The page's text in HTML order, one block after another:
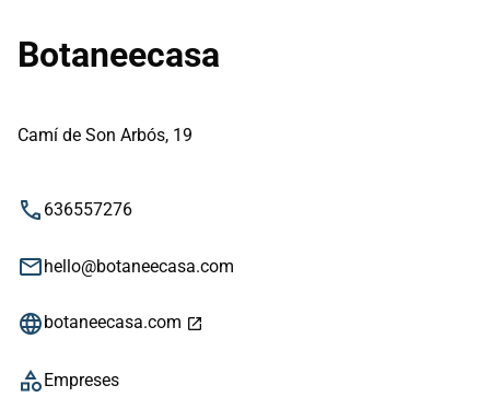
Botaneecasa
Camí de Son Arbós, 19
phone 636557276
emailhello@botaneecasa.com
language botaneecasa.com open_in_new
categoryEmpreses